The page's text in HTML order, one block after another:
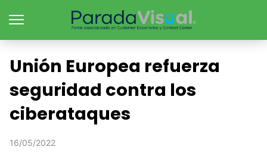
Unión Europea refuerza
seguridad contra los
ciberataques
16/05/2022